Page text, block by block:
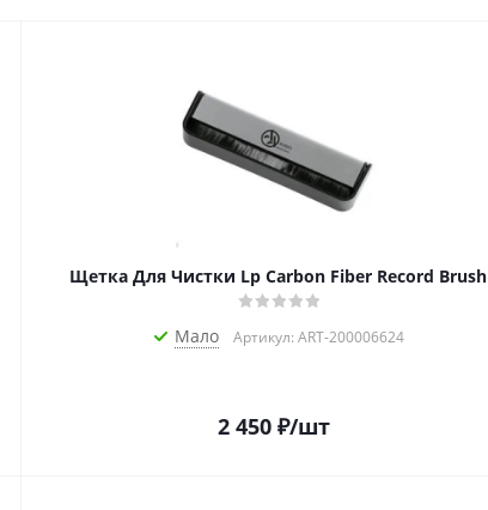
Щетка Для Чистки Lp Carbon Fiber Record Brush
Мало Артикул: ART-200006624
2 450₽/шт